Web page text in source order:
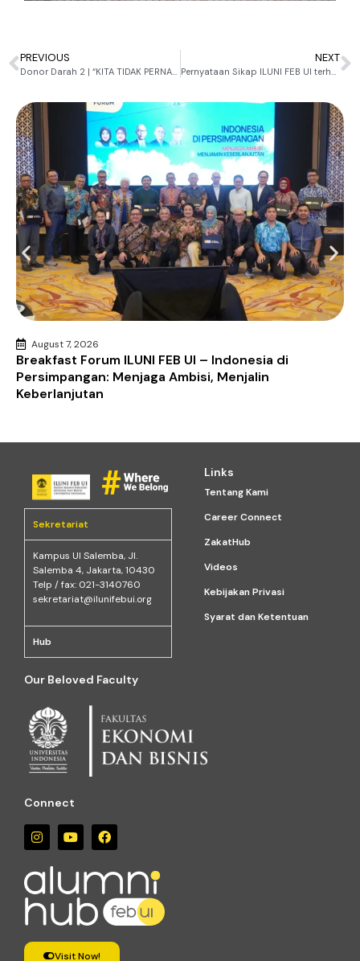
PREVIOUS
Donor Darah 2 | “KITA TIDAK PERNAH TAHU”
NEXT
Pernyataan Sikap ILUNI FEB UI terhadap Pemilihan Ketua Umum ILUNI UI 2022
August 7, 2026
Breakfast Forum ILUNI FEB UI – Indonesia di
Persimpangan: Menjaga Ambisi, Menjalin
Keberlanjutan
Sekretariat
Kampus Ul Salemba, Jl.
Salemba 4, Jakarta, 10430
Telp / fax: 021-3140760
sekretariat@ilunifebui.org
Hub
Links
Tentang Kami
Career Connect
ZakatHub
Videos
Kebijakan Privasi
Syarat dan Ketentuan
Our Beloved Faculty
Connect
Visit Now!